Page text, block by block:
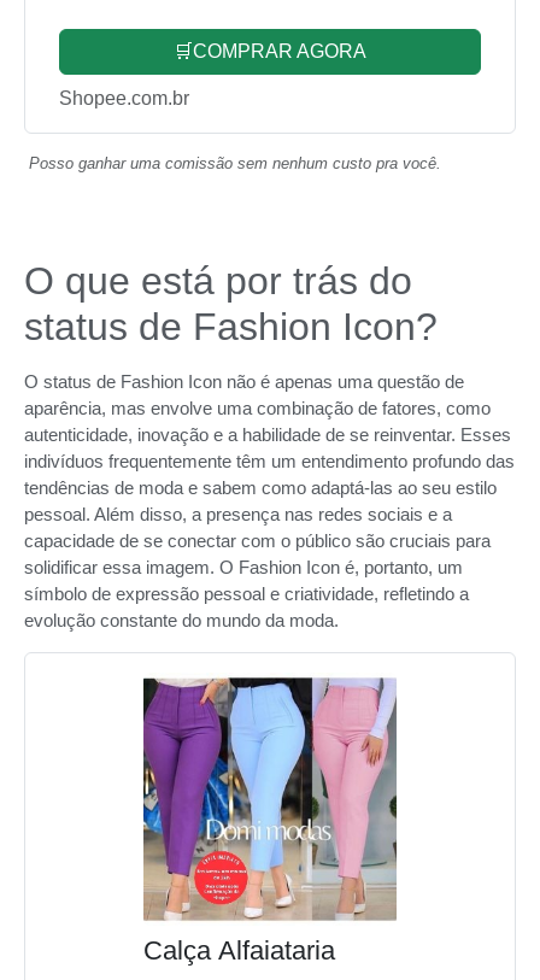
🛒COMPRAR AGORA
Shopee.com.br
Posso ganhar uma comissão sem nenhum custo pra você.
O que está por trás do
status de Fashion Icon?
O status de Fashion Icon não é apenas uma questão de
aparência, mas envolve uma combinação de fatores, como
autenticidade, inovação e a habilidade de se reinventar. Esses
indivíduos frequentemente têm um entendimento profundo das
tendências de moda e sabem como adaptá-las ao seu estilo
pessoal. Além disso, a presença nas redes sociais e a
capacidade de se conectar com o público são cruciais para
solidificar essa imagem. O Fashion Icon é, portanto, um
símbolo de expressão pessoal e criatividade, refletindo a
evolução constante do mundo da moda.
Calça Alfaiataria